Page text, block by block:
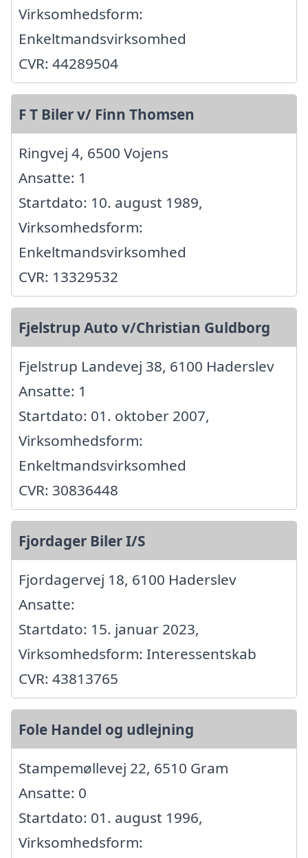
Virksomhedsform:
Enkeltmandsvirksomhed
CVR: 44289504
F T Biler v/ Finn Thomsen
Ringvej 4, 6500 Vojens
Ansatte: 1
Startdato: 10. august 1989,
Virksomhedsform:
Enkeltmandsvirksomhed
CVR: 13329532
Fjelstrup Auto v/Christian Guldborg
Fjelstrup Landevej 38, 6100 Haderslev
Ansatte: 1
Startdato: 01. oktober 2007,
Virksomhedsform:
Enkeltmandsvirksomhed
CVR: 30836448
Fjordager Biler I/S
Fjordagervej 18, 6100 Haderslev
Ansatte:
Startdato: 15. januar 2023,
Virksomhedsform: Interessentskab
CVR: 43813765
Fole Handel og udlejning
Stampemøllevej 22, 6510 Gram
Ansatte: 0
Startdato: 01. august 1996,
Virksomhedsform: